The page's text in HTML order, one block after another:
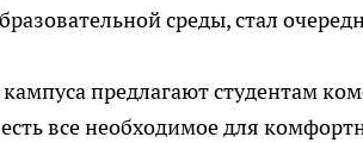
среды, стал
предлагают студентам
все необходимое для